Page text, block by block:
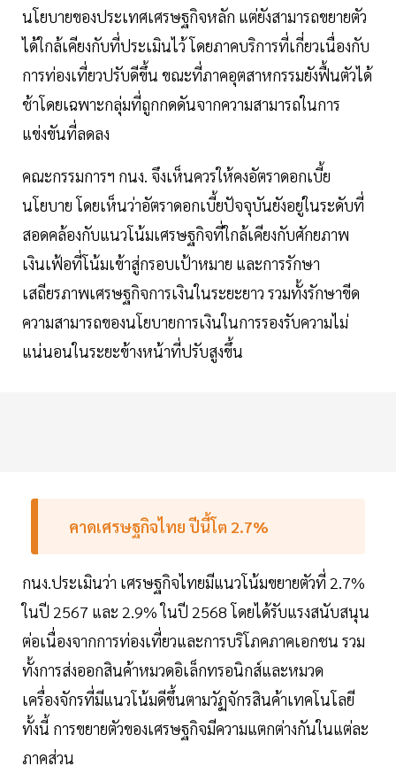
นโยบายของประเทศเศรษฐกิจหลัก แต่ยังสามารถขยายตัว
ได้ใกล้เคียงกับที่ประเมินไว้ โดยภาคบริการที่เกี่ยวเนื่องกับ
การท่องเที่ยวปรับดีขึ้น ขณะที่ภาคอุตสาหกรรมยังฟื้นตัวได้
ช้าโดยเฉพาะกลุ่มที่ถูกกดดันจากความสามารถในการ
แข่งขันที่ลดลง
คณะกรรมการฯ กนง. จึงเห็นควรให้คงอัตราดอกเบี้ย
นโยบาย โดยเห็นว่าอัตราดอกเบี้ยปัจจุบันยังอยู่ในระดับที่
สอดคล้องกับแนวโน้มเศรษฐกิจที่ใกล้เคียงกับศักยภาพ
เงินเฟ้อที่โน้มเข้าสู่กรอบเป้าหมาย และการรักษา
เสถียรภาพเศรษฐกิจการเงินในระยะยาว รวมทั้งรักษาขีด
ความสามารถของนโยบายการเงินในการรองรับความไม่
แน่นอนในระยะข้างหน้าที่ปรับสูงขึ้น
คาดเศรษฐกิจไทย ปีนี้โต 2.7%
กนง.ประเมินว่า เศรษฐกิจไทยมีแนวโน้มขยายตัวที่ 2.7%
ในปี 2567 และ 2.9% ในปี 2568 โดยได้รับแรงสนับสนุน
ต่อเนื่องจากการท่องเที่ยวและการบริโภคภาคเอกชน รวม
ทั้งการส่งออกสินค้าหมวดอิเล็กทรอนิกส์และหมวด
เครื่องจักรที่มีแนวโน้มดีขึ้นตามวัฏจักรสินค้าเทคโนโลยี
ทั้งนี้ การขยายตัวของเศรษฐกิจมีความแตกต่างกันในแต่ละ
ภาคส่วน